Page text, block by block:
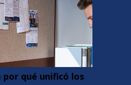
por qué unificó los